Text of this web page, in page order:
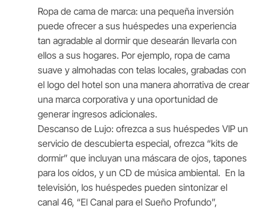
Ropa de cama de marca: una pequeña inversión
puede ofrecer a sus huéspedes una experiencia
tan agradable al dormir que desearán llevarla con
ellos a sus hogares. Por ejemplo, ropa de cama
suave y almohadas con telas locales, grabadas con
el logo del hotel son una manera ahorrativa de crear
una marca corporativa y una oportunidad de
generar ingresos adicionales.
Descanso de Lujo: ofrezca a sus huéspedes VIP un
servicio de descubierta especial, ofrezca “kits de
dormir” que incluyan una máscara de ojos, tapones
para los oídos, y un CD de música ambiental. En la
televisión, los huéspedes pueden sintonizar el
canal 46, “El Canal para el Sueño Profundo”,